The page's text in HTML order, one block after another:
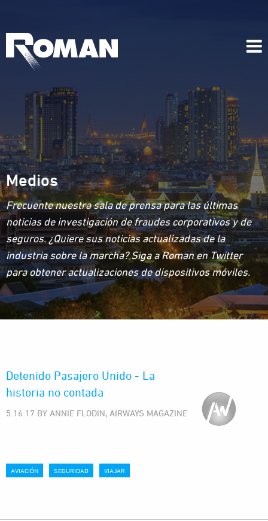
Medios
Frecuente nuestra sala de prensa para las últimas
noticias de investigación de fraudes corporativos y de
seguros. ¿Quiere sus noticias actualizadas de la
industria sobre la marcha? Siga a Roman en Twitter
para obtener actualizaciones de dispositivos móviles.
Detenido Pasajero Unido - La
historia no contada
5.16.17 BY ANNIE FLODIN, AIRWAYS MAGAZINE
AVIACIÓN SEGURIDAD VIAJAR